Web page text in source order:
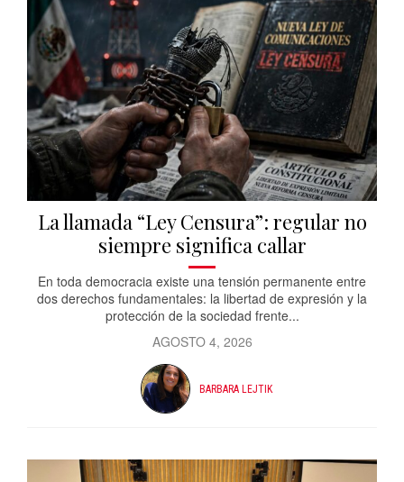
La llamada “Ley Censura”: regular no
siempre significa callar
En toda democracia existe una tensión permanente entre
dos derechos fundamentales: la libertad de expresión y la
protección de la sociedad frente...
AGOSTO 4, 2026
BARBARA LEJTIK